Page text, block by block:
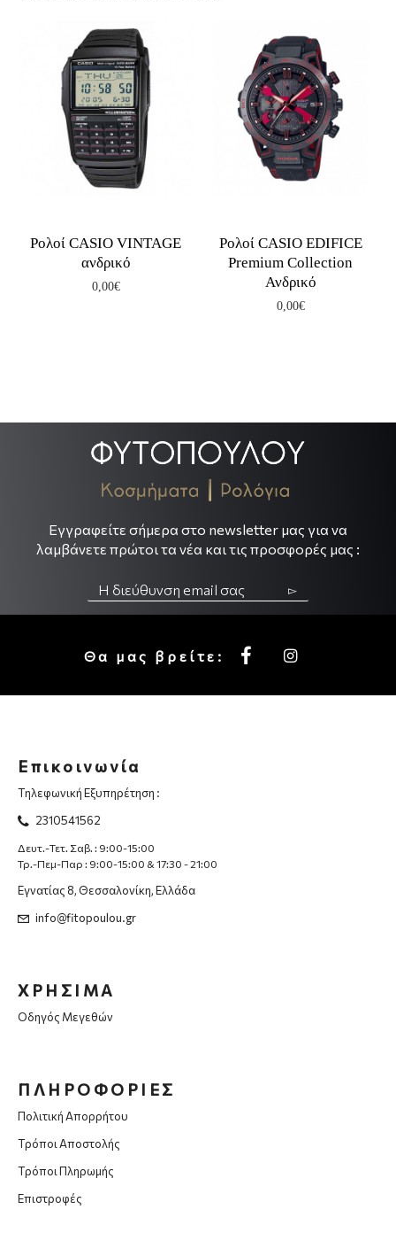
Ρολοί CASIO VINTAGE
ανδρικό
0,00€
Ρολοί CASIO EDIFICE
Premium Collection
Ανδρικό
0,00€
Εγγραφείτε σήμερα στο newsletter μας για να
λαμβάνετε πρώτοι τα νέα και τις προσφορές μας :
▻
Θα μας βρείτε:
Επικοινωνία
Τηλεφωνική Εξυπηρέτηση :
2310541562
Δευτ.-Τετ. Σαβ. : 9:00-15:00
Τρ.-Πεμ-Παρ : 9:00-15:00 & 17:30 - 21:00
Εγνατίας 8, Θεσσαλονίκη, Ελλάδα
info@fitopoulou.gr
ΧΡΗΣΙΜΑ
Οδηγός Μεγεθών
ΠΛΗΡΟΦΟΡΙΕΣ
Πολιτική Απορρήτου
Τρόποι Αποστολής
Τρόποι Πληρωμής
Επιστροφές